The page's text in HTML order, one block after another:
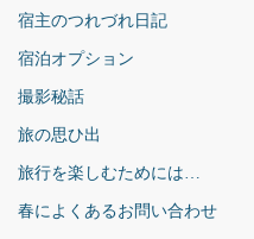
宿主のつれづれ日記
宿泊オプション
撮影秘話
旅の思ひ出
旅行を楽しむためには…
春によくあるお問い合わせ